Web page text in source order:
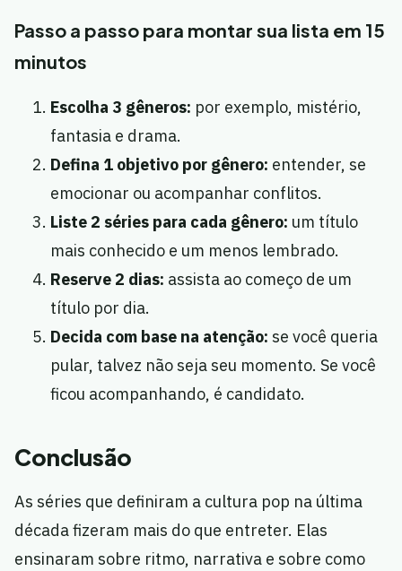
Passo a passo para montar sua lista em 15
minutos
Escolha 3 gêneros: por exemplo, mistério,
fantasia e drama.
Defina 1 objetivo por gênero: entender, se
emocionar ou acompanhar conflitos.
Liste 2 séries para cada gênero: um título
mais conhecido e um menos lembrado.
Reserve 2 dias: assista ao começo de um
título por dia.
Decida com base na atenção: se você queria
pular, talvez não seja seu momento. Se você
ficou acompanhando, é candidato.
Conclusão
As séries que definiram a cultura pop na última
década fizeram mais do que entreter. Elas
ensinaram sobre ritmo, narrativa e sobre como